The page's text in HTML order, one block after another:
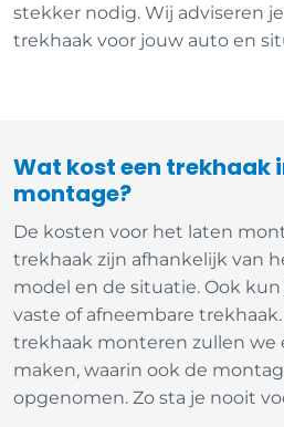
stekker nodig. Wij adviseren
trekhaak voor jouw auto en
Wat kost een trekhaak
montage?
De kosten voor het laten
trekhaak zijn afhankelijk van
model en de situatie. Ook
vaste of afneembare
trekhaak monteren zullen we
maken, waarin ook de
opgenomen. Zo sta je nooit